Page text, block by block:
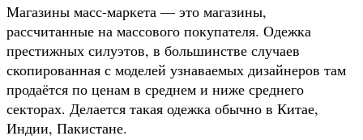
Магазины масс-маркета — это магазины,
рассчитанные на массового покупателя. Одежка
престижных силуэтов, в большинстве случаев
скопированная с моделей узнаваемых дизайнеров там
продаётся по ценам в среднем и ниже среднего
секторах. Делается такая одежка обычно в Китае,
Индии, Пакистане.